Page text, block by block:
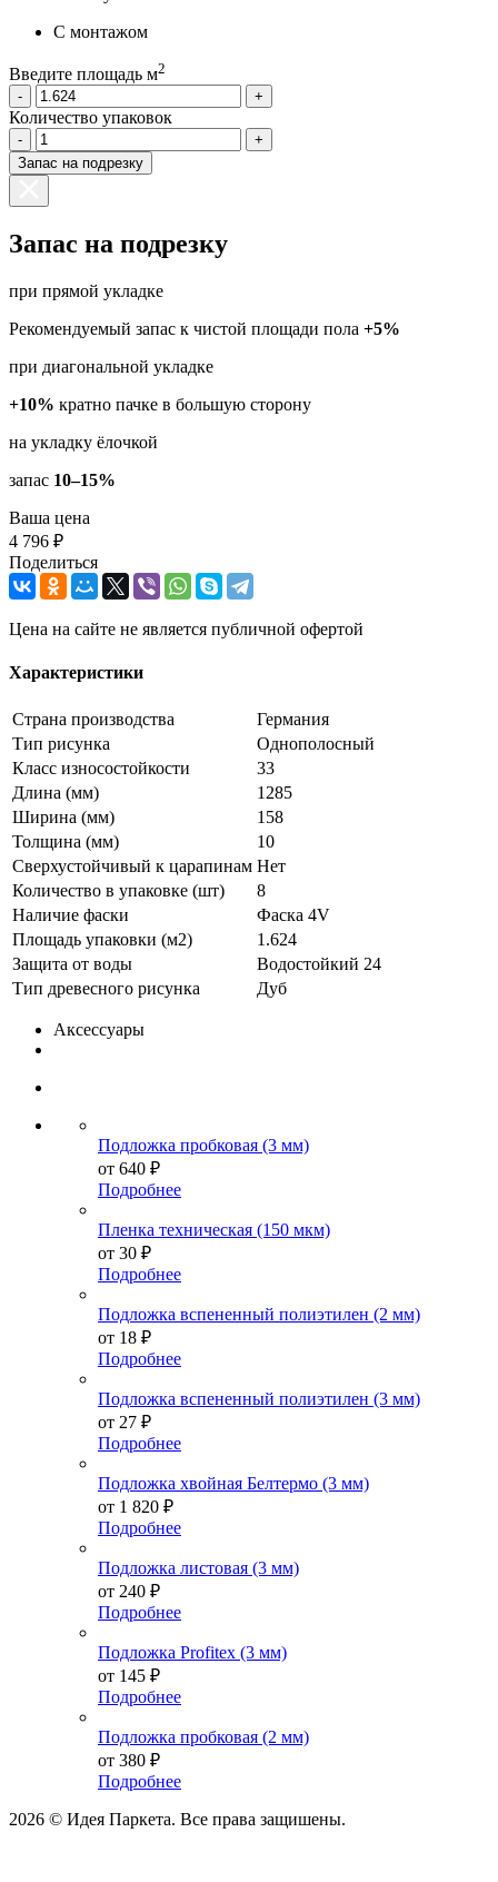
С монтажом
Введите площадь м2
-
+
Количество упаковок
-
+
Запас на подрезку
Запас на подрезку
при прямой укладке
Рекомендуемый запас к чистой площади пола +5%
при диагональной укладке
+10% кратно пачке в большую сторону
на укладку ёлочкой
запас 10–15%
Ваша цена
4 796 ₽
Поделиться
Цена на сайте не является публичной офертой
Характеристики
Страна производства
Германия
Тип рисунка
Однополосный
Класс износостойкости
33
Длина (мм)
1285
Ширина (мм)
158
Толщина (мм)
10
Сверхустойчивый к царапинам Нет
Количество в упаковке (шт)
8
Наличие фаски
Фаска 4V
Площадь упаковки (м2)
1.624
Защита от воды
Водостойкий 24
Тип древесного рисунка
Дуб
Аксессуары
Подложка пробковая (3 мм)
от 640 ₽
Подробнее
Пленка техническая (150 мкм)
от 30 ₽
Подробнее
Подложка вспененный полиэтилен (2 мм)
от 18 ₽
Подробнее
Подложка вспененный полиэтилен (3 мм)
от 27 ₽
Подробнее
Подложка хвойная Белтермо (3 мм)
от 1 820 ₽
Подробнее
Подложка листовая (3 мм)
от 240 ₽
Подробнее
Подложка Profitex (3 мм)
от 145 ₽
Подробнее
Подложка пробковая (2 мм)
от 380 ₽
Подробнее
2026 © Идея Паркета. Все права защишены.